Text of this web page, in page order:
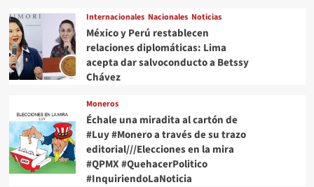
Internacionales Nacionales Noticias
México y Perú restablecen
relaciones diplomáticas: Lima
acepta dar salvoconducto a Betssy
Chávez
Moneros
Échale una miradita al cartón de
#Luy #Monero a través de su trazo
editorial///Elecciones en la mira
#QPMX #QuehacerPolitico
#InquiriendoLaNoticia